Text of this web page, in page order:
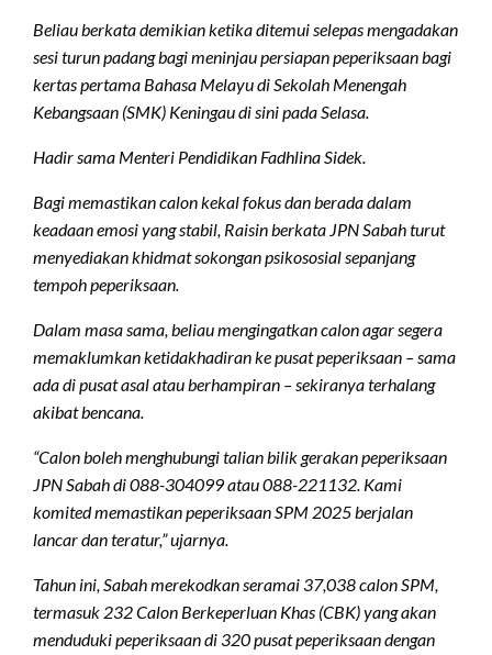
Beliau berkata demikian ketika ditemui selepas mengadakan
sesi turun padang bagi meninjau persiapan peperiksaan bagi
kertas pertama Bahasa Melayu di Sekolah Menengah
Kebangsaan (SMK) Keningau di sini pada Selasa.
Hadir sama Menteri Pendidikan Fadhlina Sidek.
Bagi memastikan calon kekal fokus dan berada dalam
keadaan emosi yang stabil, Raisin berkata JPN Sabah turut
menyediakan khidmat sokongan psikososial sepanjang
tempoh peperiksaan.
Dalam masa sama, beliau mengingatkan calon agar segera
memaklumkan ketidakhadiran ke pusat peperiksaan – sama
ada di pusat asal atau berhampiran – sekiranya terhalang
akibat bencana.
“Calon boleh menghubungi talian bilik gerakan peperiksaan
JPN Sabah di 088-304099 atau 088-221132. Kami
komited memastikan peperiksaan SPM 2025 berjalan
lancar dan teratur,” ujarnya.
Tahun ini, Sabah merekodkan seramai 37,038 calon SPM,
termasuk 232 Calon Berkeperluan Khas (CBK) yang akan
menduduki peperiksaan di 320 pusat peperiksaan dengan